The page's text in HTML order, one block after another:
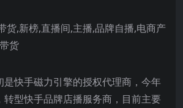
是快手磁力引擎的授权代理商，今年
转型快手品牌店播服务商，目前主要